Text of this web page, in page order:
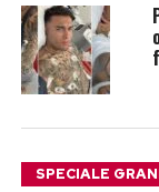
SPECIALE